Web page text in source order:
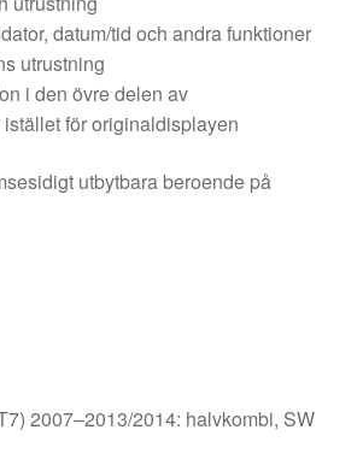
datum/tid och andra funktioner
utrustning
i den övre delen av
för originaldisplayen
utbytbara beroende på
2007–2013/2014: halvkombi, SW